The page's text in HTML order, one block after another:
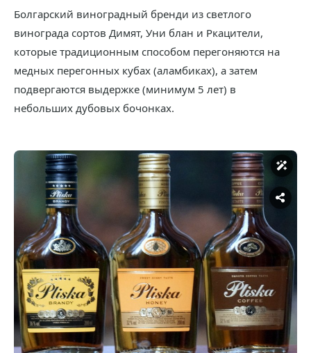
Болгарский виноградный бренди из светлого
винограда сортов Димят, Уни блан и Ркацители,
которые традиционным способом перегоняются на
медных перегонных кубах (аламбиках), а затем
подвергаются выдержке (минимум 5 лет) в
небольших дубовых бочонках.